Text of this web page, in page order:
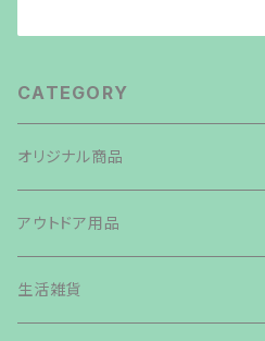
CATEGORY
オリジナル商品
焚き火台
鉄板・ペグ
アウトドア用品
テント・タープ
生活雑貨